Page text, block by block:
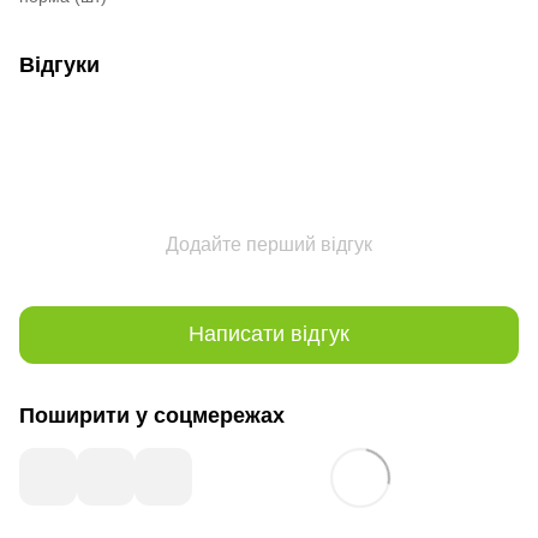
Відгуки
Додайте перший відгук
Написати відгук
Поширити у соцмережах